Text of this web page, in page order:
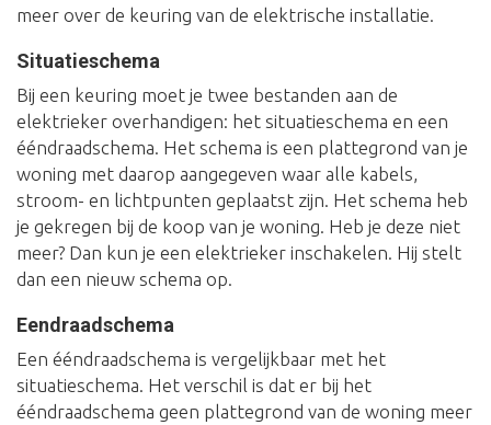
meer over de keuring van de elektrische installatie.
Situatieschema
Bij een keuring moet je twee bestanden aan de
elektrieker overhandigen: het situatieschema en een
ééndraadschema. Het schema is een plattegrond van je
woning met daarop aangegeven waar alle kabels,
stroom- en lichtpunten geplaatst zijn. Het schema heb
je gekregen bij de koop van je woning. Heb je deze niet
meer? Dan kun je een elektrieker inschakelen. Hij stelt
dan een nieuw schema op.
Eendraadschema
Een ééndraadschema is vergelijkbaar met het
situatieschema. Het verschil is dat er bij het
ééndraadschema geen plattegrond van de woning meer